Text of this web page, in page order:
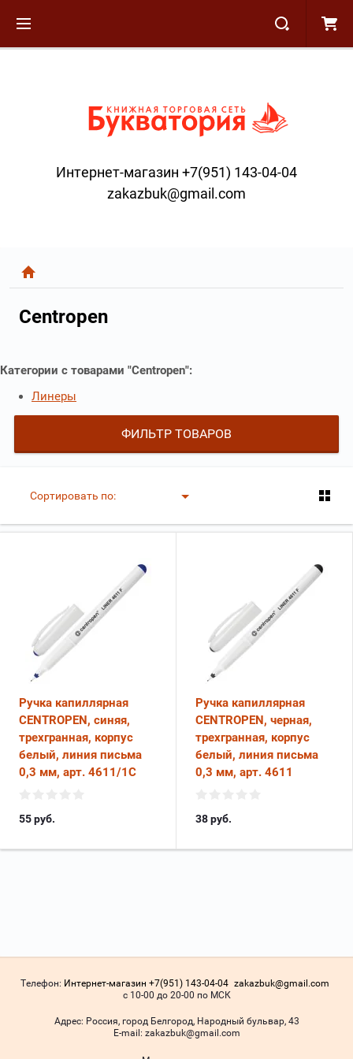
Интернет-магазин +7(951) 143-04-04
zakazbuk@gmail.com
Centropen
Категории с товарами "Centropen":
Линеры
ФИЛЬТР ТОВАРОВ
Сортировать по:
Ручка капиллярная
CENTROPEN, синяя,
трехгранная, корпус
белый, линия письма
0,3 мм, арт. 4611/1С
55руб.
Ручка капиллярная
CENTROPEN, черная,
трехгранная, корпус
белый, линия письма
0,3 мм, арт. 4611
38руб.
Телефон: Интернет-магазин +7(951) 143-04-04 zakazbuk@gmail.com
с 10-00 до 20-00 по МСК
Адрес: Россия, город Белгород, Народный бульвар, 43
Е-mail: zakazbuk@gmail.com